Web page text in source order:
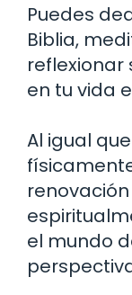
Puedes
Biblia,
reflexionar
en tu vida
Al igual
el mundo